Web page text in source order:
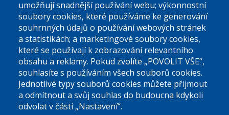
Úřední dny:
Po a St: 08.00-12.00; 13.00-18.00
Úřední hodiny
umožňují snadnější používání webu; výkonnostní
soubory cookies, které používáme ke generování
souhrnných údajů o používání webových stránek
a statistikách; a marketingové soubory cookies,
které se používají k zobrazování relevantního
obsahu a reklamy. Pokud zvolíte „POVOLIT VŠE“,
souhlasíte s používáním všech souborů cookies.
Jednotlivé typy souborů cookies můžete přijmout
a odmítnout a svůj souhlas do budoucna kdykoli
odvolat v části „Nastavení“.